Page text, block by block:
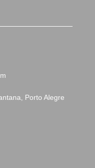
Porto Alegre